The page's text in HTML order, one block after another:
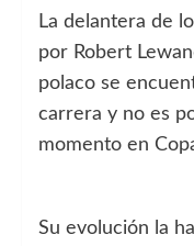
La delantera de
por Robert
polaco se
carrera y no es
momento en
Su evolución la